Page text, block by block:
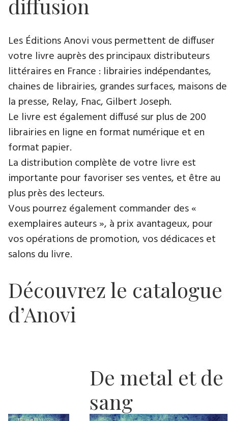
diffusion
Les Éditions Anovi vous permettent de diffuser
votre livre auprès des principaux distributeurs
littéraires en France : librairies indépendantes,
chaines de librairies, grandes surfaces, maisons de
la presse, Relay, Fnac, Gilbert Joseph.
Le livre est également diffusé sur plus de 200
librairies en ligne en format numérique et en
format papier.
La distribution complète de votre livre est
importante pour favoriser ses ventes, et être au
plus près des lecteurs.
Vous pourrez également commander des «
exemplaires auteurs », à prix avantageux, pour
vos opérations de promotion, vos dédicaces et
salons du livre.
Découvrez le catalogue
d’Anovi
De metal et de
sang